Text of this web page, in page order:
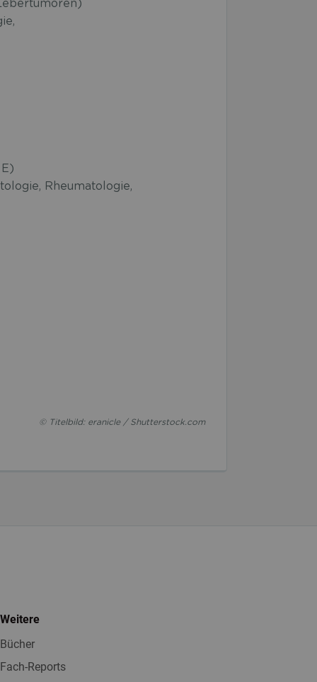
Rheumatologie,
© Titelbild: eranicle / Shutterstock.com
Weitere
Bücher
Fach-Reports